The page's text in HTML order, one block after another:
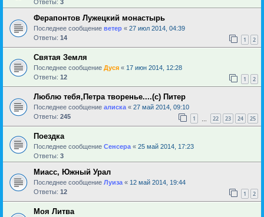
Ответы: 3
Ферапонтов Лужецкий монастырь
Последнее сообщение ветер « 27 июл 2014, 04:39
Ответы: 14 1 2
Святая Земля
Последнее сообщение Дуся « 17 июн 2014, 12:28
Ответы: 12 1 2
Люблю тебя,Петра творенье....(с) Питер
Последнее сообщение алиска « 27 май 2014, 09:10
Ответы: 245 1 22 23 24 25
Поездка
Последнее сообщение Сенсера « 25 май 2014, 17:23
Ответы: 3
Миасс, Южный Урал
Последнее сообщение Луиза « 12 май 2014, 19:44
Ответы: 12 1 2
Моя Литва